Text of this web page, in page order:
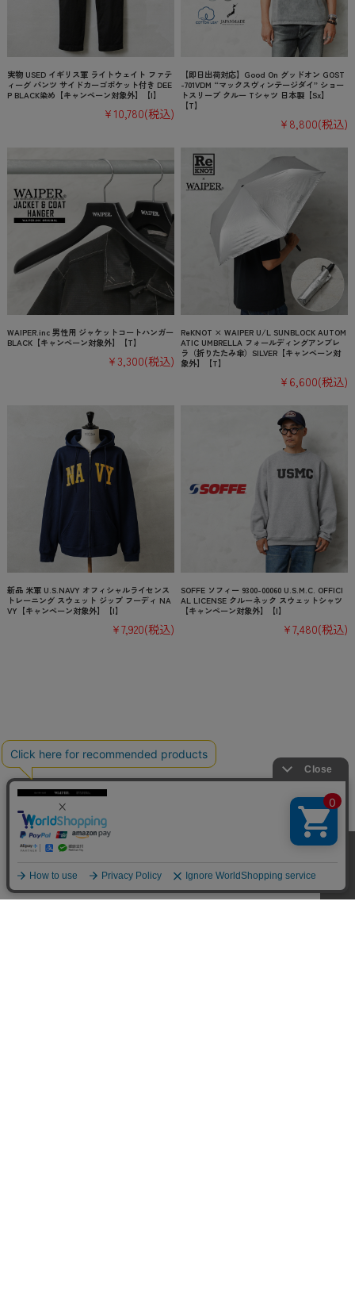
実物 USED イギリス軍 ライトウェイト ファテ
ィーグ パンツ サイドカーゴポケット付き DEE
P BLACK染め【キャンペーン対象外】【I】
¥10,780(税込)
【即日出荷対応】Good On グッドオン GOST
-701VDM “マックスヴィンテージダイ” ショー
トスリーブ クルー Tシャツ 日本製【Sx】
【T】
¥8,800(税込)
WAIPER.inc 男性用 ジャケットコートハンガー
BLACK【キャンペーン対象外】【T】
¥3,300(税込)
ReKNOT × WAIPER U/L SUNBLOCK AUTOM
ATIC UMBRELLA フォールディングアンブレ
ラ（折りたたみ傘）SILVER【キャンペーン対
象外】【T】
¥6,600(税込)
新品 米軍 U.S.NAVY オフィシャルライセンス
トレーニング スウェット ジップ フーディ NA
VY【キャンペーン対象外】【I】
¥7,920(税込)
SOFFE ソフィー 9300-00060 U.S.M.C. OFFICI
AL LICENSE クルーネック スウェットシャツ
【キャンペーン対象外】【I】
¥7,480(税込)